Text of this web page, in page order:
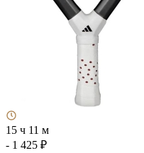
15 ч 11 м
- 1 425 ₽